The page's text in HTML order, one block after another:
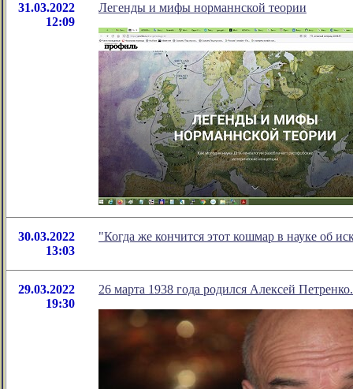
31.03.2022
12:09
Легенды и мифы норманнской теории
30.03.2022
13:03
"Когда же кончится этот кошмар в науке об
29.03.2022
19:30
26 марта 1938 года родился Алексей Петренко.